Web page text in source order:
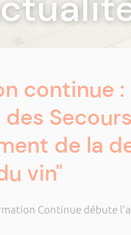
continue
de la
vin"
Continue débute